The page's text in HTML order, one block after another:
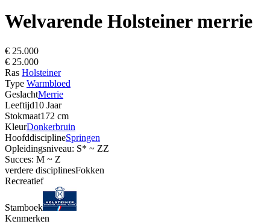
Welvarende Holsteiner merrie
€ 25.000
€ 25.000
Ras Holsteiner
Type Warmbloed
GeslachtMerrie
Leeftijd10 Jaar
Stokmaat172 cm
KleurDonkerbruin
HoofddisciplineSpringen
Opleidingsniveau: S* ~ ZZ
Succes: M ~ Z
verdere disciplinesFokken
Recreatief
Stamboek
Kenmerken